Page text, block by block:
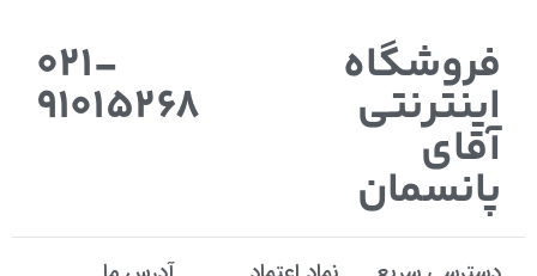
فروشگاه
اینترنتی
آقای
پانسمان
021-
91015268